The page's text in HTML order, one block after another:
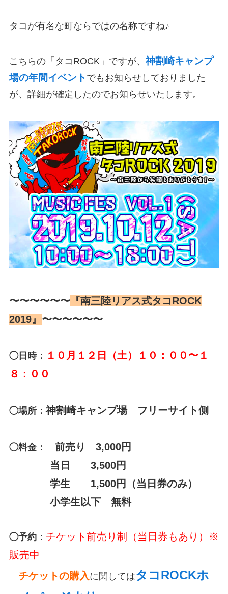
タコが有名な町ならではの名称ですね♪
こちらの「タコROCK」ですが、神割崎キャンプ
場の年間イベント でもお知らせしておりました
が、詳細が確定したのでお知らせいたします。
〜〜〜〜〜〜『南三陸リアス式タコROCK
2019』 〜〜〜〜〜〜
◯日時： １０月１２日（土）１０：００〜１
８：００
◯場所：神割崎キャンプ場 フリーサイト側
◯料金：
前売り 3,000円
当日 3,500円
学生 1,500円（当日券のみ）
小学生以下 無料
◯予約： チケット前売り制（当日券もあり）※
販売中
チケットの購入 に関してはタコROCKホ